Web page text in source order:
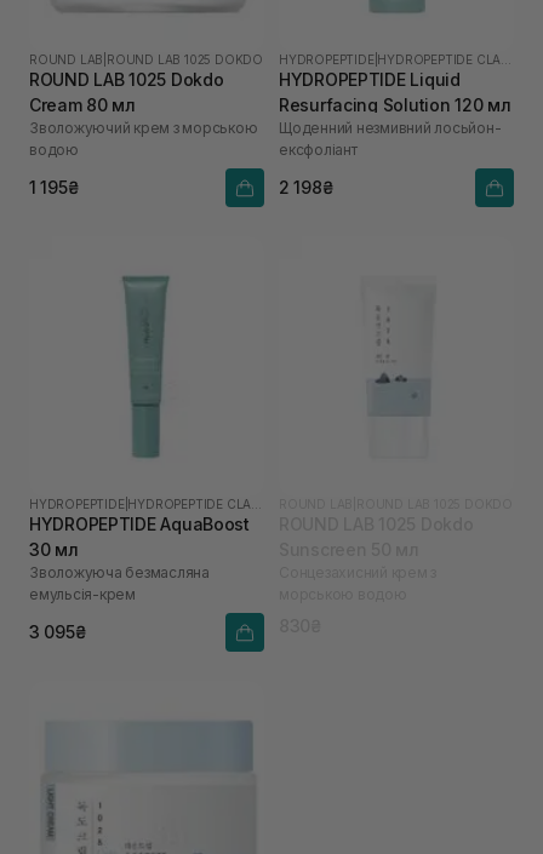
ROUND LAB ROUND LAB 1025 DOKDO
ROUND LAB 1025 Dokdo
Cream 80 мл
Зволожуючий крем з морською
водою
1 195₴
HYDROPEPTIDE
HYDROPEPTIDE Liquid
Resurfacing Solution 120 мл
Щоденний незмивний лосьйон-
ексфоліант
2 198₴
HYDROPEPTIDE
HYDROPEPTIDE AquaBoost
30 мл
Зволожуюча безмасляна
емульсія-крем
3 095₴